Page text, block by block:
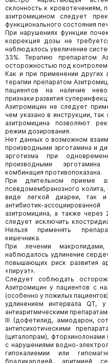
склонность к кровотечениям,
азитромицином следует
функционального состояния
При нарушениях функции
коррекция дозы не
наблюдалось увеличение
33%. Терапию препаратом
осторожностью под контролем
Как и при применении других
терапии препаратом
пациентов на наличие
признаки развития
Азитромицин не следует
чем указано в инструкции,
азитромицина позволяют
режим дозирования.
Нет данных о возможном
производными эрготамина и
эрготизма при
производными
комбинация противопоказана.
При длительном приеме
псевдомембранозного колита,
виде легкой диареи, так и
антибиотик-
азитромицина, а также через
следует исключить
Нельзя применять
кишечника.
При лечении
наблюдалось удлинение
повышающих риск развития
«пируэт».
Следует соблюдать
Азитромицин у пациентов с
(особенно у пожилых
удлинением интервала QT,
антиаритмическими
III (дофетилид, амиодарон,
антипсихотическими
(циталопрам),
с нарушениями водно-
гипокалиемии или
брадикардией, аритмией